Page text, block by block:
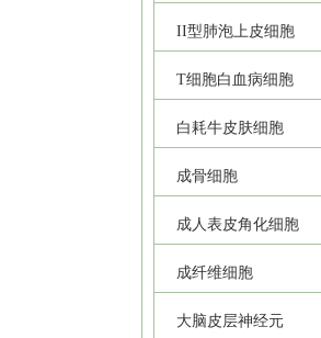
II型肺泡上皮细胞
T细胞白血病细胞
白耗牛皮肤细胞
成骨细胞
成人表皮角化细胞
成纤维细胞
大脑皮层神经元